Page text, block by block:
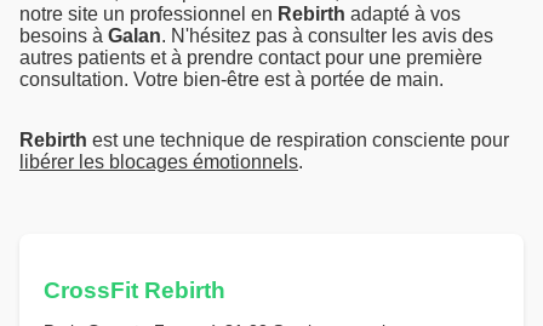
notre site un professionnel en Rebirth adapté à vos
besoins à Galan. N'hésitez pas à consulter les avis des
autres patients et à prendre contact pour une première
consultation. Votre bien-être est à portée de main.
Rebirth est une technique de respiration consciente pour
libérer les blocages émotionnels.
CrossFit Rebirth